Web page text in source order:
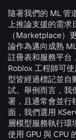
隨著我們的 ML 管
上推論支援的需求
（Marketplace）
論作為邁向成熟
註冊表和服務平台
Roblox 工程師可使
型皆經過標記並自
試。舉例而言，我
署，且通常會並行
面，我們選用
層模型服務執行環
使用 GPU 與 CPU